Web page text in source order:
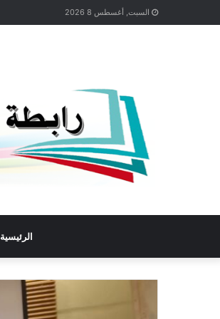
السبت, أغسطس 8 2026
الرئيسية